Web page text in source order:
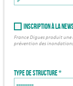
Inscription à la
France Digues produit
prévention des
Type de structure